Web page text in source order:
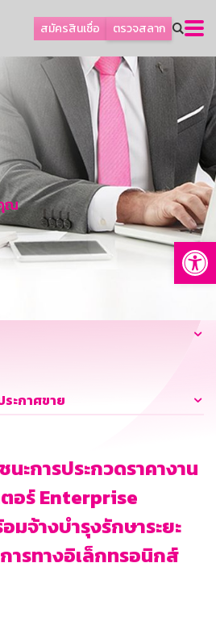
สมัครสินเชื่อ ตรวจสลาก
อย
ณ
ะกาศขาย
ะการประกวดราคางาน
อร์ Enterprise
มจ้างบำรุงรักษาระยะ
ารทางอิเล็กทรอนิกส์